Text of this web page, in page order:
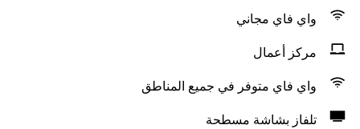
واي فاي مجاني
مركز أعمال
واي فاي متوفر في جميع المناطق
تلفاز بشاشة مسطحة